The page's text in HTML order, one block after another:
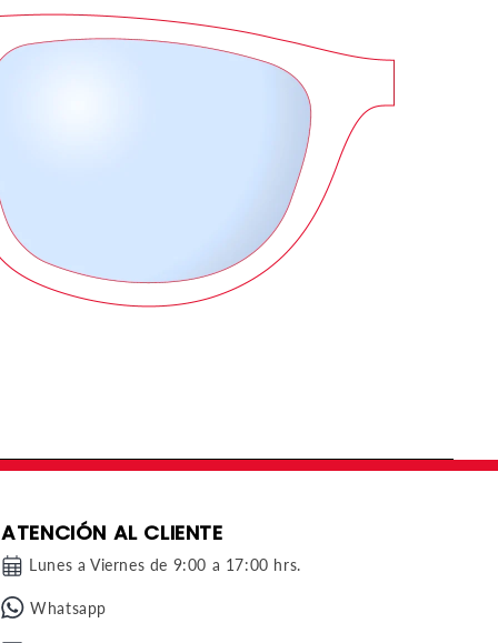
ATENCIÓN AL CLIENTE
Lunes a Viernes de 9:00 a 17:00 hrs.
Whatsapp